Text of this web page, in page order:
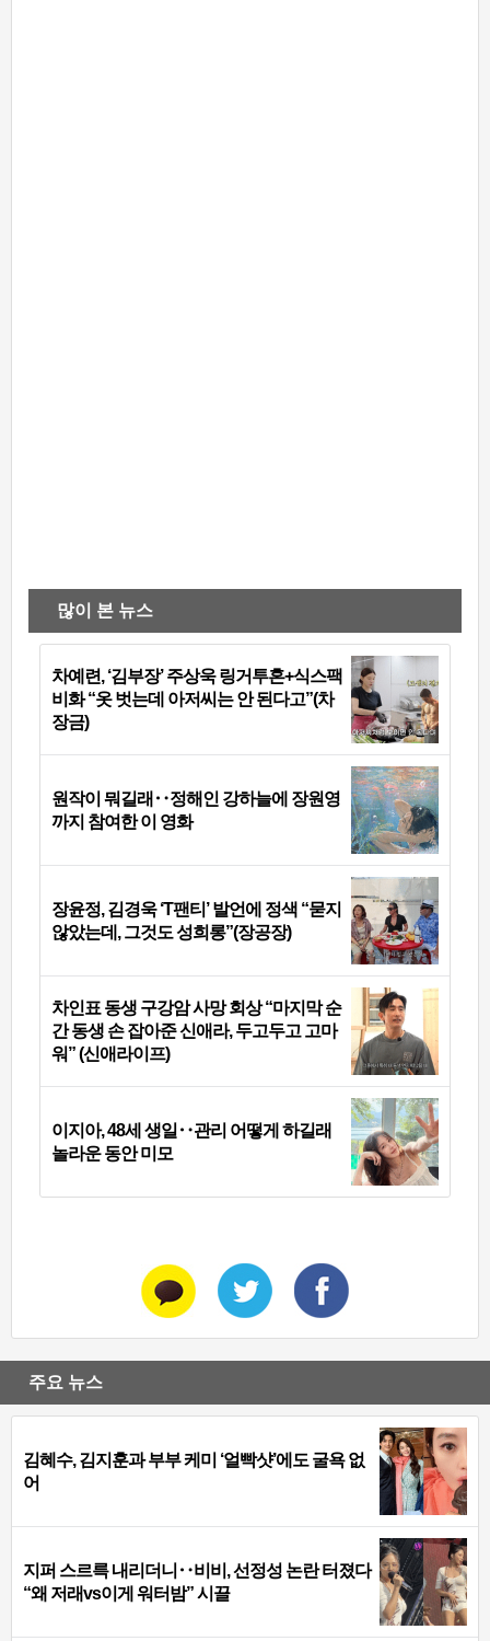
많이 본 뉴스
차예련, ‘김부장’ 주상욱 링거투혼+식스팩
비화 “옷 벗는데 아저씨는 안 된다고”(차
장금)
원작이 뭐길래‥정해인 강하늘에 장원영
까지 참여한 이 영화
장윤정, 김경욱 ‘T팬티’ 발언에 정색 “묻지
않았는데, 그것도 성희롱”(장공장)
차인표 동생 구강암 사망 회상 “마지막 순
간 동생 손 잡아준 신애라, 두고두고 고마
워” (신애라이프)
이지아, 48세 생일‥관리 어떻게 하길래
놀라운 동안 미모
주요 뉴스
김혜수, 김지훈과 부부 케미 ‘얼빡샷’에도 굴욕 없
어
지퍼 스르륵 내리더니‥비비, 선정성 논란 터졌다
“왜 저래vs이게 워터밤” 시끌